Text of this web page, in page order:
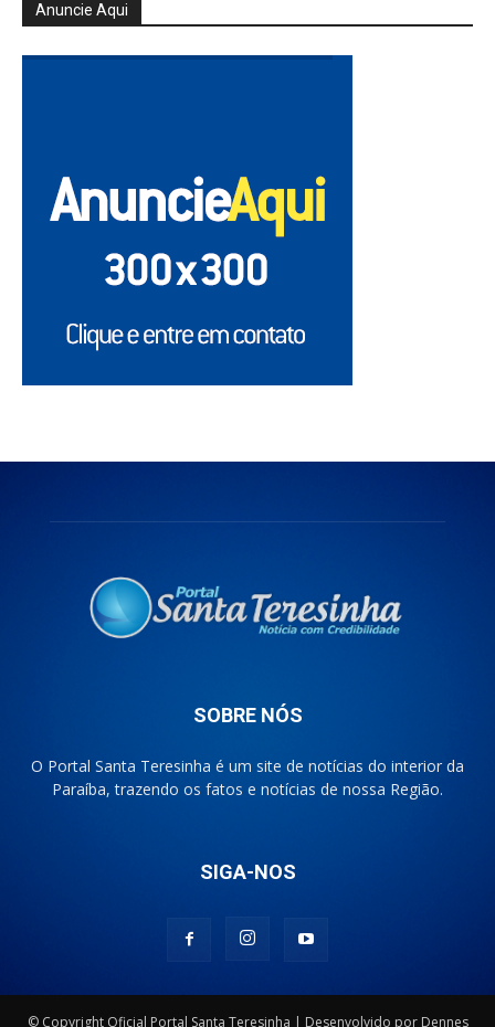
Anuncie Aqui
SOBRE NÓS
O Portal Santa Teresinha é um site de notícias do interior da
Paraíba, trazendo os fatos e notícias de nossa Região.
SIGA-NOS
© Copyright Oficial Portal Santa Teresinha | Desenvolvido por Dennes